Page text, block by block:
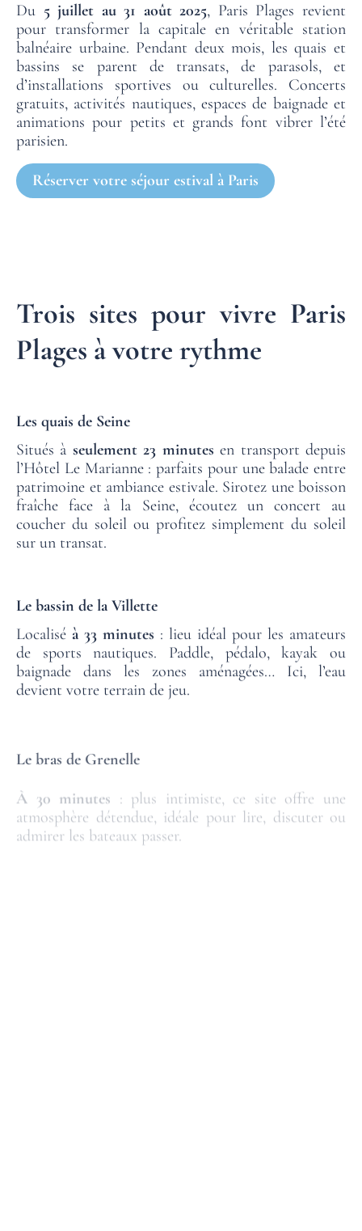
Du 5 juillet au 31 août 2025, Paris Plages revient
pour transformer la capitale en véritable station
balnéaire urbaine. Pendant deux mois, les quais et
bassins se parent de transats, de parasols, et
d’installations sportives ou culturelles. Concerts
gratuits, activités nautiques, espaces de baignade et
animations pour petits et grands font vibrer l’été
parisien.
Réserver votre séjour estival à Paris
Trois sites pour vivre Paris
Plages à votre rythme
Les quais de Seine
Situés à seulement 23 minutes en transport depuis
l’Hôtel Le Marianne : parfaits pour une balade entre
patrimoine et ambiance estivale. Sirotez une boisson
fraîche face à la Seine, écoutez un concert au
coucher du soleil ou profitez simplement du soleil
sur un transat.
Le bassin de la Villette
Localisé à 33 minutes : lieu idéal pour les amateurs
de sports nautiques. Paddle, pédalo, kayak ou
baignade dans les zones aménagées… Ici, l’eau
devient votre terrain de jeu.
Le bras de Grenelle
atmosphère détendue, idéale pour lire, discuter ou
admirer les bateaux passer.